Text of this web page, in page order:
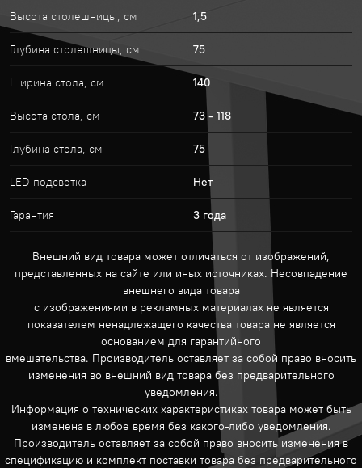
Высота столешницы, см 1,5
Глубина столешницы, cм 75
Ширина стола, см 140
Высота стола, см 73 - 118
Глубина стола, см 75
LED подсветка Нет
Гарантия 3 года
Внешний вид товара может отличаться от изображений,
представленных на сайте или иных источниках. Несовпадение
внешнего вида товара
с изображениями в рекламных материалах не является
показателем ненадлежащего качества товара не является
основанием для гарантийного
вмешательства. Производитель оставляет за собой право вносить
изменения во внешний вид товара без предварительного
уведомления.
Информация о технических характеристиках товара может быть
изменена в любое время без какого-либо уведомления.
Производитель оставляет за собой право вносить изменения в
спецификацию и комплект поставки товара без предварительного